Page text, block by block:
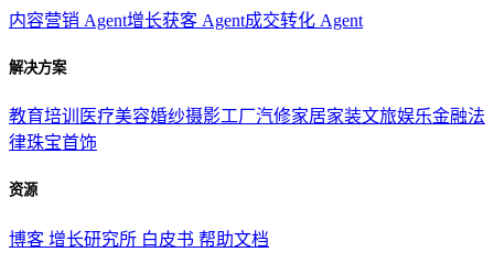
内容营销 Agent增长获客 Agent成交转化 Agent
解决方案
教育培训 医疗美容婚纱摄影工厂汽修家居家装文旅娱乐金融法
律珠宝首饰
资源
博客 增长研究所 白皮书 帮助文档